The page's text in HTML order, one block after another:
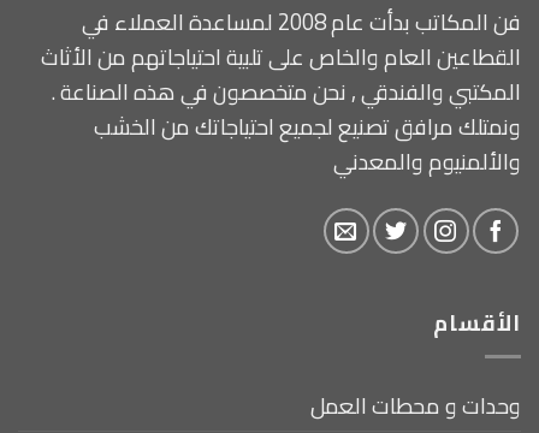
فن المكاتب بدأت عام 2008 لمساعدة العملاء في
القطاعين العام والخاص على تلبية احتياجاتهم من الأثاث
المكتبي والفندقي , نحن متخصصون في هذه الصناعة .
ونمتلك مرافق تصنيع لجميع احتياجاتك من الخشب
والألمنيوم والمعدني
الأقسام
وحدات و محطات العمل